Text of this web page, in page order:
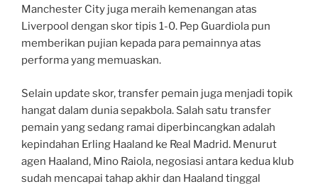
Manchester City juga meraih kemenangan atas
Liverpool dengan skor tipis 1-0. Pep Guardiola pun
memberikan pujian kepada para pemainnya atas
performa yang memuaskan.
Selain update skor, transfer pemain juga menjadi topik
hangat dalam dunia sepakbola. Salah satu transfer
pemain yang sedang ramai diperbincangkan adalah
kepindahan Erling Haaland ke Real Madrid. Menurut
agen Haaland, Mino Raiola, negosiasi antara kedua klub
sudah mencapai tahap akhir dan Haaland tinggal